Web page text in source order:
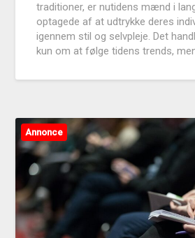
traditioner, er nutidens mænd i
optagede af at udtrykke deres
igennem stil og selvpleje. Det
kun om at følge tidens trends,
Annonce